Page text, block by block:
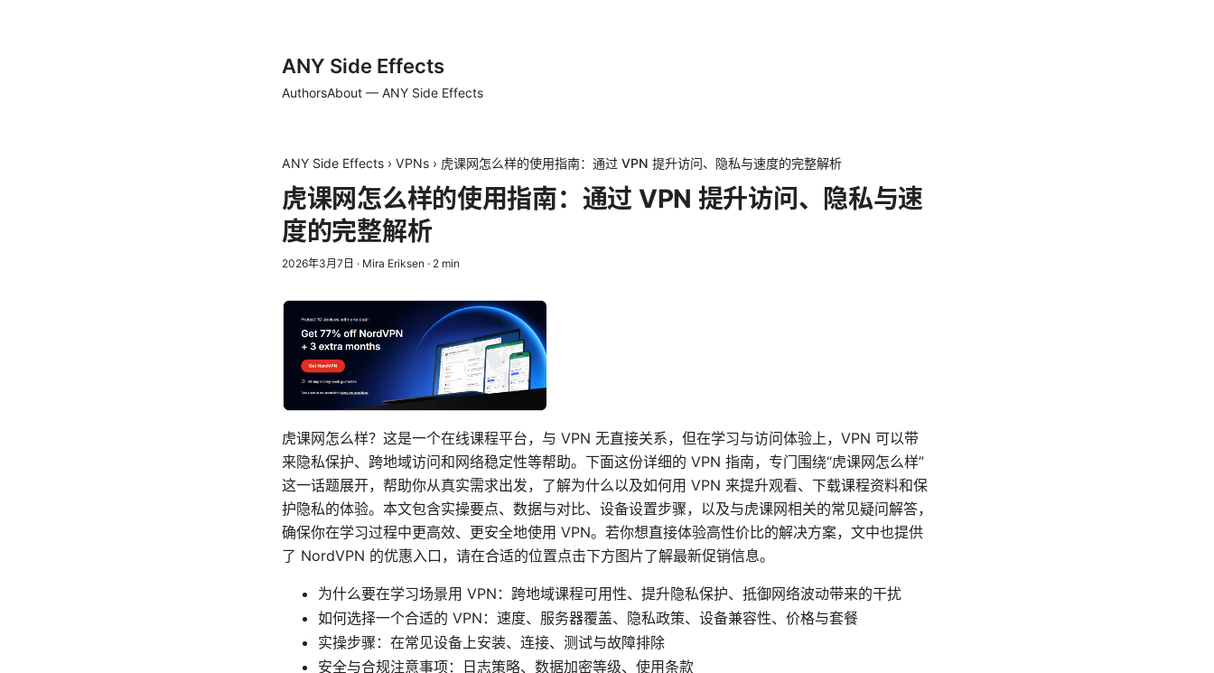
ANY Side Effects
AuthorsAbout — ANY Side Effects
ANY Side Effects › VPNs › 虎课网怎么样的使用指南：通过 VPN 提升访问、隐私与速度的完整解析
虎课网怎么样的使用指南：通过 VPN 提升访问、隐私与速
度的完整解析
2026年3月7日 · Mira Eriksen · 2 min
虎课网怎么样？这是一个在线课程平台，与 VPN 无直接关系，但在学习与访问体验上，VPN 可以带
来隐私保护、跨地域访问和网络稳定性等帮助。下面这份详细的 VPN 指南，专门围绕“虎课网怎么样”
这一话题展开，帮助你从真实需求出发，了解为什么以及如何用 VPN 来提升观看、下载课程资料和保
护隐私的体验。本文包含实操要点、数据与对比、设备设置步骤，以及与虎课网相关的常见疑问解答，
确保你在学习过程中更高效、更安全地使用 VPN。若你想直接体验高性价比的解决方案，文中也提供
了 NordVPN 的优惠入口，请在合适的位置点击下方图片了解最新促销信息。
为什么要在学习场景用 VPN：跨地域课程可用性、提升隐私保护、抵御网络波动带来的干扰
如何选择一个合适的 VPN：速度、服务器覆盖、隐私政策、设备兼容性、价格与套餐
实操步骤：在常见设备上安装、连接、测试与故障排除
安全与合规注意事项：日志策略、数据加密等级、使用条款